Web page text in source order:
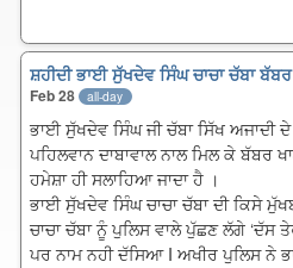
ਸ਼ਹੀਦੀ ਭਾਈ ਸੁੱਖਦੇਵ ਸਿੰਘ ਚਾਚਾ ਚੱਬਾ ਬੱਬਰ
Feb 28 all-day
ਭਾਈ ਸੁੱਖਦੇਵ ਸਿੰਘ ਜੀ ਚੱਬਾ ਸਿੱਖ
ਪਹਿਲਵਾਨ ਦਾਬਾਵਾਲ ਨਾਲ ਮਿਲ ਕੇ ਬੱਬਰ
ਹਮੇਸ਼ਾ ਹੀ ਸਲਾਹਿਆ ਜਾਦਾ ਹੈ ।
ਭਾਈ ਸੁੱਖਦੇਵ ਸਿੰਘ ਚਾਚਾ ਚੱਬਾ ਦੀ ਕਿਸੇ
ਚਾਚਾ ਚੱਬਾ ਨੂੰ ਪੁਲਿਸ ਵਾਲੇ ਪੁੱਛਣ ਲੱਗੇ ‘ਦੱਸ
ਪਰ ਨਾਮ ਨਹੀ ਦੱਸਿਆ I ਅਖੀਰ ਪੁਲਿਸ ਨੇ